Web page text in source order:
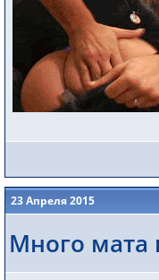
23 Апреля 2015
Много